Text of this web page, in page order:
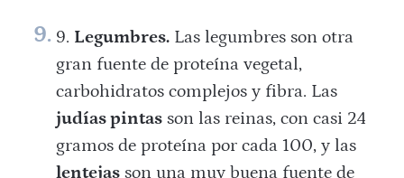
Legumbres.Las legumbres son otra
gran fuente de proteína vegetal,
carbohidratos complejos y fibra. Las
judías pintasson las reinas, con casi 24
gramos de proteína por cada 100, y las
lentejasson una muy buena fuente de